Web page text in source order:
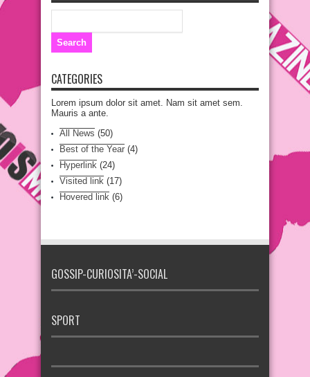
CATEGORIES
Lorem ipsum dolor sit amet. Nam sit amet sem.
Mauris a ante.
All News (50)
Best of the Year (4)
Hyperlink (24)
Visited link (17)
Hovered link (6)
GOSSIP-CURIOSITA’-SOCIAL
SPORT